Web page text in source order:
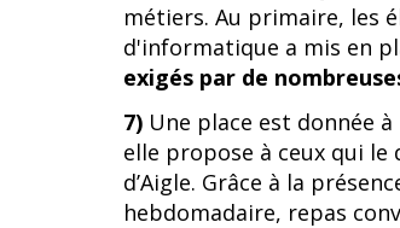
métiers. Au primaire, les
d'informatique a mis en
exigés par de
7) Une place est donnée à
elle propose à ceux qui
d’Aigle. Grâce à la
hebdomadaire, repas